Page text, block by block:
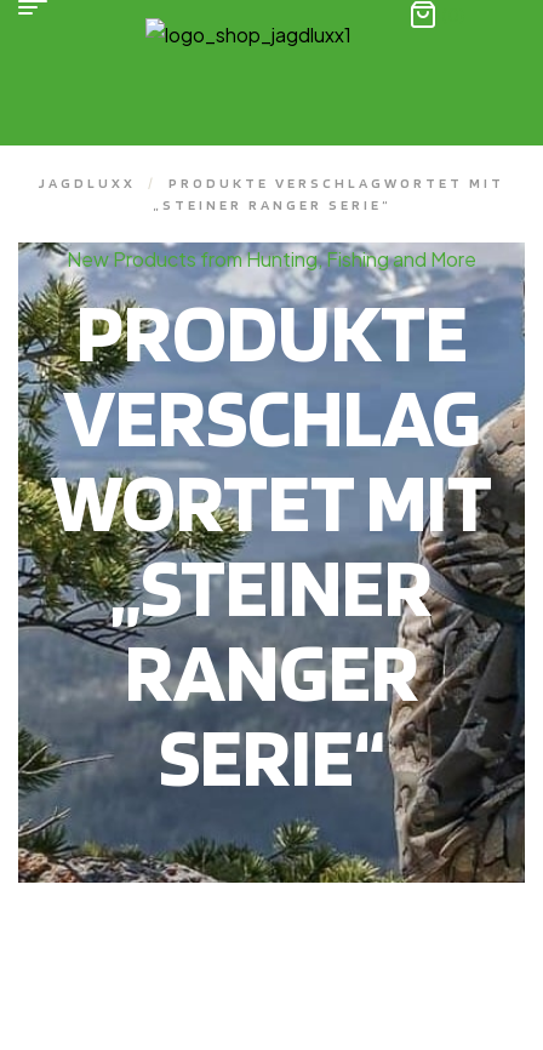
JAGDLUXX /
PRODUKTE VERSCHLAGWORTET MIT
„STEINER RANGER SERIE“
New Products from Hunting, Fishing and More
PRODUKTE
VERSCHLAG
WORTET MIT
„STEINER
RANGER
SERIE“